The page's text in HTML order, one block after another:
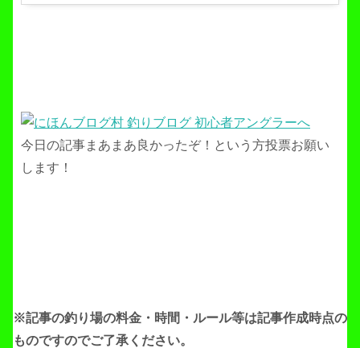
今日の記事まあまあ良かったぞ！という方投票お願い
します！
※記事の釣り場の料金・時間・ルール等は記事作成時点の
ものですのでご了承ください。